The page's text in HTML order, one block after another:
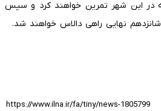
در این شهر تمرین خواهند کرد و سپس
نهایی راهی دالاس خواهند شد.